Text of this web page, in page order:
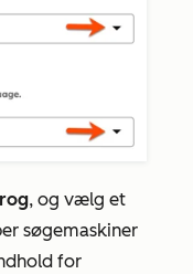
, og vælg et
søgemaskiner
for